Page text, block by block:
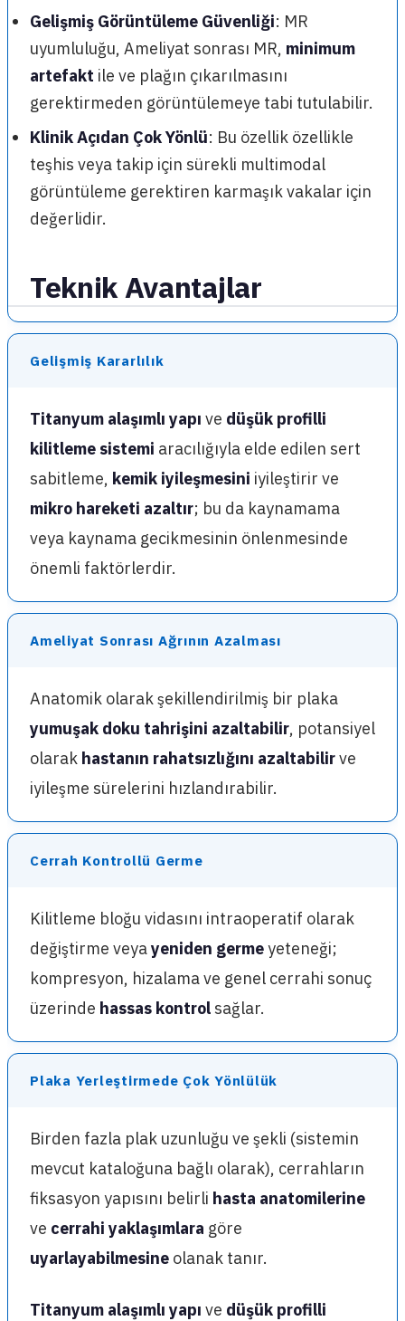
Gelişmiş Görüntüleme Güvenliği: MR
uyumluluğu, Ameliyat sonrası MR, minimum
artefakt ile ve plağın çıkarılmasını
gerektirmeden görüntülemeye tabi tutulabilir.
Klinik Açıdan Çok Yönlü: Bu özellik özellikle
teşhis veya takip için sürekli multimodal
görüntüleme gerektiren karmaşık vakalar için
değerlidir.
Teknik Avantajlar
Gelişmiş Kararlılık
Titanyum alaşımlı yapı ve düşük profilli
kilitleme sistemi aracılığıyla elde edilen sert
sabitleme, kemik iyileşmesini iyileştirir ve
mikro hareketi azaltır; bu da kaynamama
veya kaynama gecikmesinin önlenmesinde
önemli faktörlerdir.
Ameliyat Sonrası Ağrının Azalması
Anatomik olarak şekillendirilmiş bir plaka
yumuşak doku tahrişini azaltabilir, potansiyel
olarak hastanın rahatsızlığını azaltabilirve
iyileşme sürelerini hızlandırabilir.
Cerrah Kontrollü Germe
Kilitleme bloğu vidasını intraoperatif olarak
değiştirme veyayeniden germeyeteneği;
kompresyon, hizalama ve genel cerrahi sonuç
üzerinde hassas kontrol sağlar.
Plaka Yerleştirmede Çok Yönlülük
Birden fazla plak uzunluğu ve şekli (sistemin
mevcut kataloğuna bağlı olarak), cerrahların
fiksasyon yapısını belirli hasta anatomilerine
ve cerrahi yaklaşımlara göre
uyarlayabilmesine olanak tanır.
Titanyum alaşımlı yapı ve düşük profilli